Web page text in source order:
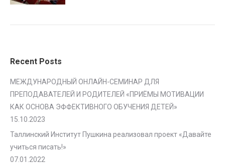
Recent Posts
МЕЖДУНАРОДНЫЙ ОНЛАЙН-СЕМИНАР ДЛЯ
ПРЕПОДАВАТЕЛЕЙ И РОДИТЕЛЕЙ «ПРИЁМЫ МОТИВАЦИИ
КАК ОСНОВА ЭФФЕКТИВНОГО ОБУЧЕНИЯ ДЕТЕЙ»
15.10.2023
Таллинский Институт Пушкина реализовал проект «Давайте
учиться писать!»
07.01.2022